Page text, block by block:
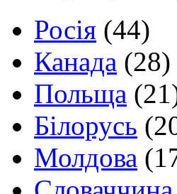
Росія (44)
Канада (28)
Польща
Білорусь
Молдова